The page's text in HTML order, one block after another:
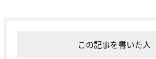
この記事を書いた人